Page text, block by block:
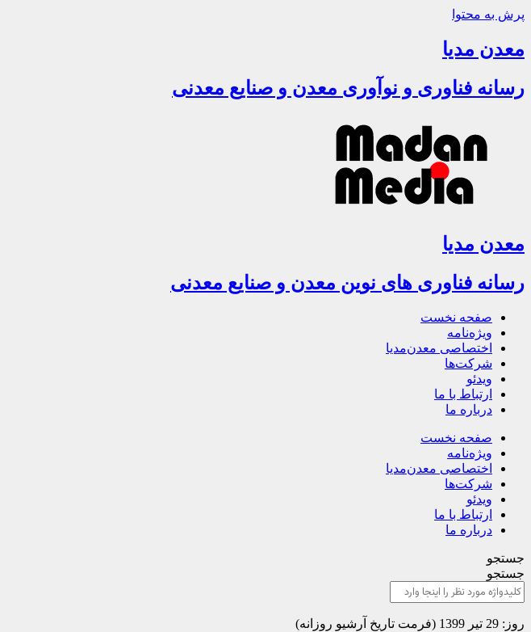
پرش به محتوا
معدن مدیا
رسانه فناوری و نوآوری معدن و صنایع معدنی
معدن مدیا
رسانه فناوری های نوین معدن و صنایع معدنی
صفحه نخست
ویژه‌نامه
اختصاصی معدن‌مدیا
شرکت‌ها
ویدئو
ارتباط با ما
درباره ما
صفحه نخست
ویژه‌نامه
اختصاصی معدن‌مدیا
شرکت‌ها
ویدئو
ارتباط با ما
درباره ما
جستجو
جستجو
روز: 29 تیر 1399 (فرمت تاریخ آرشیو روزانه)